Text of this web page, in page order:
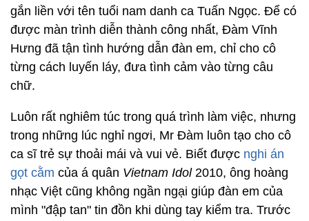
gắn liền với tên tuổi nam danh ca Tuấn Ngọc. Để có
được màn trình diễn thành công nhất, Đàm Vĩnh
Hưng đã tận tình hướng dẫn đàn em, chỉ cho cô
từng cách luyến láy, đưa tình cảm vào từng câu
chữ.
Luôn rất nghiêm túc trong quá trình làm việc, nhưng
trong những lúc nghỉ ngơi, Mr Đàm luôn tạo cho cô
ca sĩ trẻ sự thoải mái và vui vẻ. Biết được nghi án
gọt cằm của á quân Vietnam Idol2010, ông hoàng
nhạc Việt cũng không ngần ngại giúp đàn em của
mình "đập tan" tin đồn khi dùng tay kiểm tra. Trước